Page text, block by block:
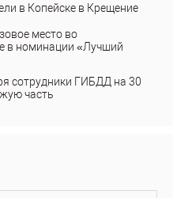
в Копейске в Крещение
место во
в номинации «Лучший
сотрудники ГИБДД на 30
часть